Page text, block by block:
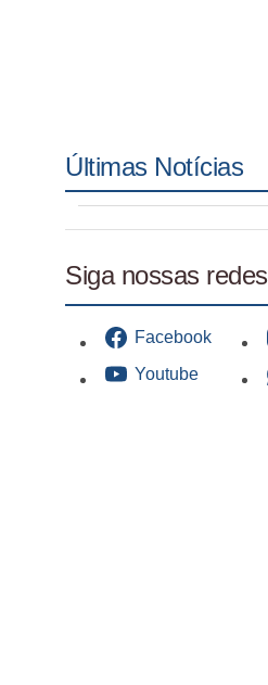
Últimas Notícias
Siga nossas redes
Facebook
Youtube